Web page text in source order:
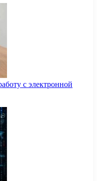
с электронной